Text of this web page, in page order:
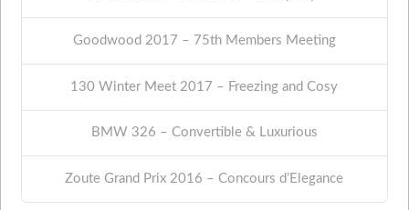
Goodwood 2017 – 75th Members Meeting
130 Winter Meet 2017 – Freezing and Cosy
BMW 326 – Convertible & Luxurious
Zoute Grand Prix 2016 – Concours d’Elegance